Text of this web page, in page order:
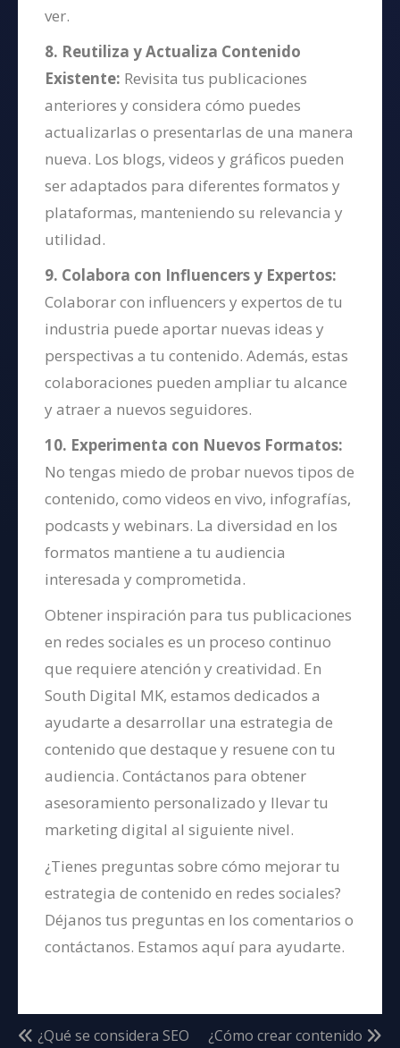
ver.
8. Reutiliza y Actualiza Contenido
Existente: Revisita tus publicaciones
anteriores y considera cómo puedes
actualizarlas o presentarlas de una manera
nueva. Los blogs, videos y gráficos pueden
ser adaptados para diferentes formatos y
plataformas, manteniendo su relevancia y
utilidad.
9. Colabora con Influencers y Expertos:
Colaborar con influencers y expertos de tu
industria puede aportar nuevas ideas y
perspectivas a tu contenido. Además, estas
colaboraciones pueden ampliar tu alcance
y atraer a nuevos seguidores.
10. Experimenta con Nuevos Formatos:
No tengas miedo de probar nuevos tipos de
contenido, como videos en vivo, infografías,
podcasts y webinars. La diversidad en los
formatos mantiene a tu audiencia
interesada y comprometida.
Obtener inspiración para tus publicaciones
en redes sociales es un proceso continuo
que requiere atención y creatividad. En
South Digital MK, estamos dedicados a
ayudarte a desarrollar una estrategia de
contenido que destaque y resuene con tu
audiencia. Contáctanos para obtener
asesoramiento personalizado y llevar tu
marketing digital al siguiente nivel.
¿Tienes preguntas sobre cómo mejorar tu
estrategia de contenido en redes sociales?
Déjanos tus preguntas en los comentarios o
contáctanos. Estamos aquí para ayudarte.
¿Qué se considera SEO ¿Cómo crear contenido